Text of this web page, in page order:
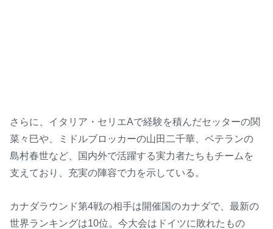
さらに、イタリア・セリエAで経験を積んだセッターの関
菜々巳や、ミドルブロッカーの山田二千華、ベテランの
島村春世など、国内外で活躍する実力者たちもチームを
支えており、充実の陣容で力を示している。
カナダラウンド第4戦の相手は開催国のカナダで、最新の
世界ランキングは10位。今大会はドイツに敗れたもの